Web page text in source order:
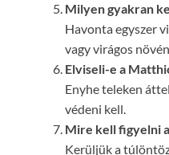
Milyen gyakran
Havonta egyszer
vagy virágos
Elviseli-e a
Enyhe teleken
védeni kell.
Mire kell figyelni
Kerüljük a